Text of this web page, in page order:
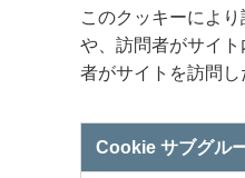
このクッキーによ
や、訪問者がサイ
者がサイトを訪問し
Cookie サブグル